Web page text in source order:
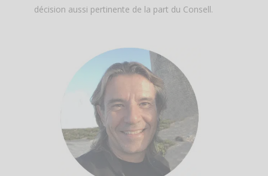
décision aussi pertinente de la part du Consell.